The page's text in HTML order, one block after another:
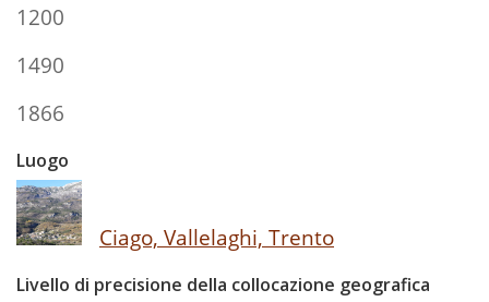
1200
1490
1866
Luogo
Ciago, Vallelaghi, Trento
Livello di precisione della collocazione geografica